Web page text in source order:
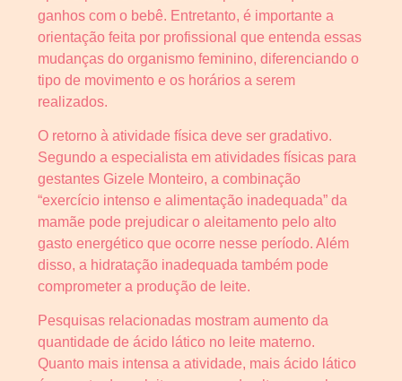
ganhos com o bebê. Entretanto, é importante a
orientação feita por profissional que entenda essas
mudanças do organismo feminino, diferenciando o
tipo de movimento e os horários a serem
realizados.
O retorno à atividade física deve ser gradativo.
Segundo a especialista em atividades físicas para
gestantes Gizele Monteiro, a combinação
“exercício intenso e alimentação inadequada” da
mamãe pode prejudicar o aleitamento pelo alto
gasto energético que ocorre nesse período. Além
disso, a hidratação inadequada também pode
comprometer a produção de leite.
Pesquisas relacionadas mostram aumento da
quantidade de ácido lático no leite materno.
Quanto mais intensa a atividade, mais ácido lático